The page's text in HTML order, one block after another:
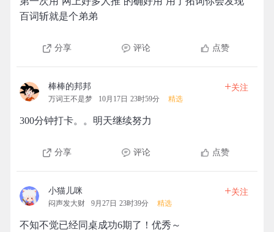
百词斩就是个弟弟
分享 评论 点赞
棒棒的邦邦
万词王不是梦 10月17日 23时59分 精选
+关注
300分钟打卡。。明天继续努力
分享 评论 点赞
小猫儿咪
闷声发大财 9月27日 23时39分 精选
+关注
不知不觉已经同桌成功6期了！优秀～